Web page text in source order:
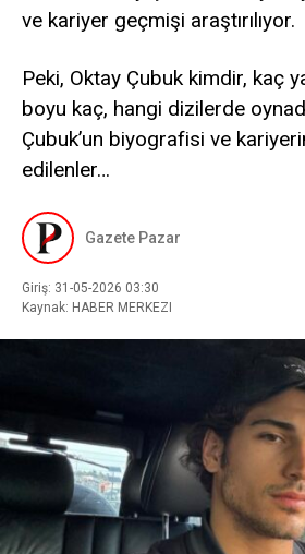
ve kariyer geçmişi araştırılıyor.
Peki, Oktay Çubuk kimdir, kaç
boyu kaç, hangi dizilerde
Çubuk’un biyografisi ve
edilenler…
Gazete Pazar
Giriş: 31-05-2026 03:30
Kaynak: HABER MERKEZI